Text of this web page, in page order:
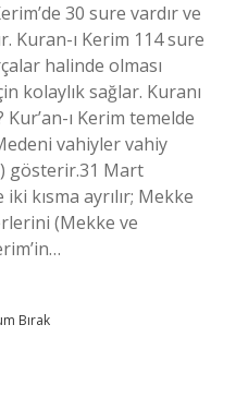
30 sure vardır ve
Kuran-ı Kerim 114 sure
halinde olması
kolaylık sağlar. Kuranı
ı Kerim temelde
vahiyler vahiy
gösterir.31 Mart
kısma ayrılır; Mekke
(Mekke ve
Bırak